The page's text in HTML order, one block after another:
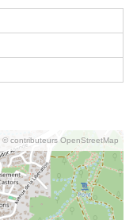
© contributeurs OpenStreetMap